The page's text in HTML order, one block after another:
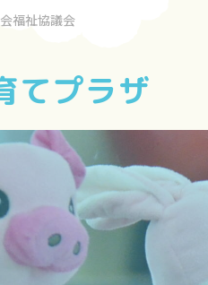
福祉協議会
てプラザ